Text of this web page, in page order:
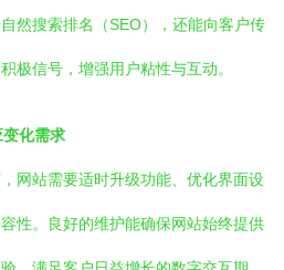
然搜索排名（SEO），还能向客户传
极信号，增强用户粘性与互动。
化需求
网站需要适时升级功能、优化界面设
性。良好的维护能确保网站始终提供